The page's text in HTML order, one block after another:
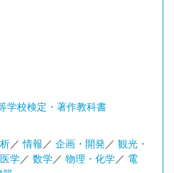
学校検定・著作教科書
／情報 ／ 企画・開発 ／ 観光・
医学／ 数学／ 物理・化学／ 電